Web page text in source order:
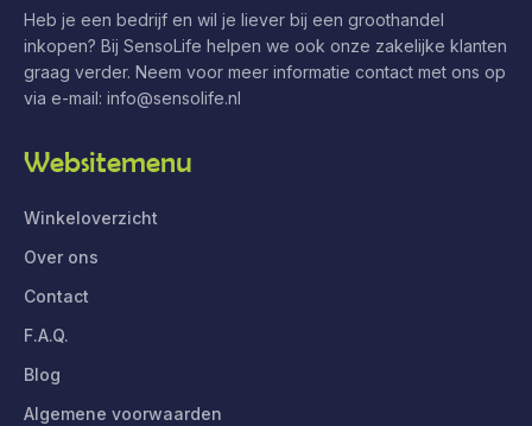
Heb je een bedrijf en wil je liever bij een groothandel
inkopen? Bij SensoLife helpen we ook onze zakelijke klanten
graag verder. Neem voor meer informatie contact met ons op
via e-mail: info@sensolife.nl
Websitemenu
Winkeloverzicht
Over ons
Contact
F.A.Q.
Blog
Algemene voorwaarden